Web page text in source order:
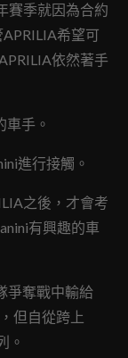
賽季就因為合約
希望可
依然著手
車手。
進行接觸。
之後，才會考
有興趣的車
爭奪戰中輸給
但自從跨上
。